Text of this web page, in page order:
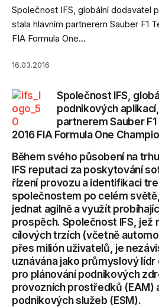
Společnost IFS, globální dodavatel
stala hlavním partnerem Sauber F1
FIA Formula One...
16.03.2016
Společnost IFS,
podnikových
partnerem Sauber
2016 FIA Formula One
Během svého působení na
IFS reputaci za poskytování
řízení provozu a identifikaci
společnostem po celém
jednat agilně a využít
prospěch. Společnost IFS, jež
cílových trzích (včetně
přes milión uživatelů, je
uznávána jako průmyslový
pro plánování podnikových
provozních prostředků (EAM)
podnikových služeb (ESM).